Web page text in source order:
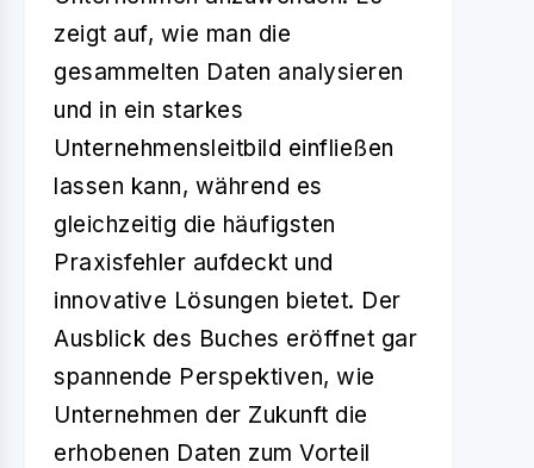
zeigt auf, wie man die
gesammelten Daten analysieren
und in ein starkes
Unternehmensleitbild einfließen
lassen kann, während es
gleichzeitig die häufigsten
Praxisfehler aufdeckt und
innovative Lösungen bietet. Der
Ausblick des Buches eröffnet gar
spannende Perspektiven, wie
Unternehmen der Zukunft die
erhobenen Daten zum Vorteil